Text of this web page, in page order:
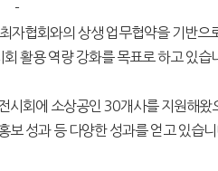
-
협회와의 상생 업무협약을 기반으
활용 역량 강화를 목표로 하고 있습
시회에 소상공인 30개사를 지원해왔
보 성과 등 다양한 성과를 얻고 있습니